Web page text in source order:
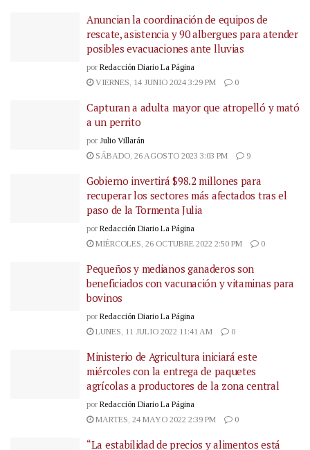
Anuncian la coordinación de equipos de
rescate, asistencia y 90 albergues para atender
posibles evacuaciones ante lluvias
por Redacción Diario La Página
VIERNES, 14 JUNIO 2024 3:29 PM
0
Capturan a adulta mayor que atropelló y mató
a un perrito
por Julio Villarán
SÁBADO, 26 AGOSTO 2023 3:03 PM
9
Gobierno invertirá $98.2 millones para
recuperar los sectores más afectados tras el
paso de la Tormenta Julia
por Redacción Diario La Página
MIÉRCOLES, 26 OCTUBRE 2022 2:50 PM
0
Pequeños y medianos ganaderos son
beneficiados con vacunación y vitaminas para
bovinos
por Redacción Diario La Página
LUNES, 11 JULIO 2022 11:41 AM
0
Ministerio de Agricultura iniciará este
miércoles con la entrega de paquetes
agrícolas a productores de la zona central
por Redacción Diario La Página
MARTES, 24 MAYO 2022 2:39 PM
0
“La estabilidad de precios y alimentos está